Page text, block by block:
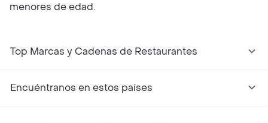
menores de edad.
Top Marcas y Cadenas de Restaurantes
Encuéntranos en estos países